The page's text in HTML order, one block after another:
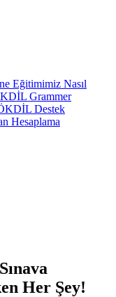
Eğitimimiz Nasıl
Grammer
Destek
Hesaplama
Her Şey!